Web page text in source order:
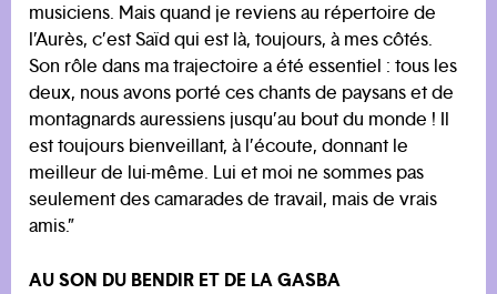
musiciens. Mais quand je reviens au répertoire de
l’Aurès, c’est Saïd qui est là, toujours, à mes côtés.
Son rôle dans ma trajectoire a été essentiel : tous les
deux, nous avons porté ces chants de paysans et de
montagnards auressiens jusqu’au bout du monde ! Il
est toujours bienveillant, à l’écoute, donnant le
meilleur de lui-même. Lui et moi ne sommes pas
seulement des camarades de travail, mais de vrais
amis.”
AU SON DU BENDIR ET DE LA GASBA